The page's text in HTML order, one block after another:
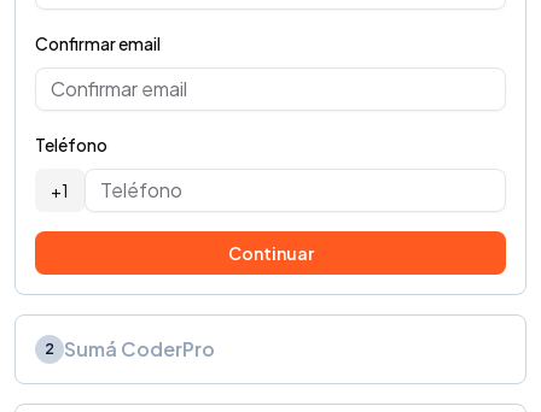
Confirmar email
Teléfono
+1
Continuar
2 Sumá CoderPro